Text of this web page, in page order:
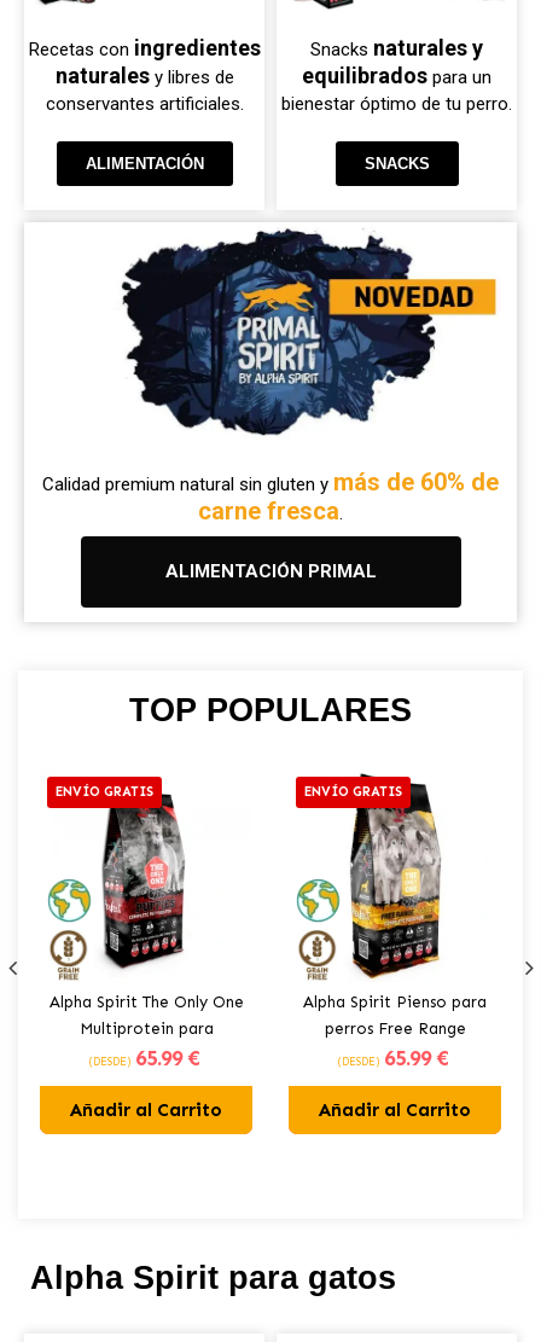
Recetas con ingredientes
naturales y libres de
conservantes artificiales.
ALIMENTACIÓN
Snacks naturales y
equilibrados para un
bienestar óptimo de tu perro.
SNACKS
Calidad premium natural sin gluten y más de 60% de
carne fresca.
ALIMENTACIÓN PRIMAL
TOP POPULARES
ENVÍO GRATIS
Alpha Spirit The Only One
Multiprotein para
cachorros
(DESDE) 65.99 €
Añadir al Carrito
ENVÍO GRATIS
Alpha Spirit Pienso para
perros Free Range
Poultry con Aves de
corral
(DESDE) 65.99 €
Añadir al Carrito
Alpha Spirit para gatos